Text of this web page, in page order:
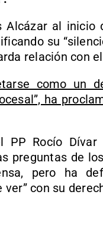
Alcázar al inicio
su
relación con
como un
ha
PP Rocío
preguntas de
pero ha
con su